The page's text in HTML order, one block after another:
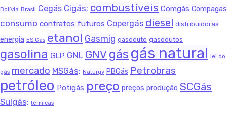
Bolívia Brasil Cegás Cigás; combustíveis Comgás Compagas
consumo contratos futuros Copergás diesel distribuidoras
energia ES Gás etanol Gasmig gasoduto gasodutos
gasolina GLP GNL GNV gás gás natural lei do
gás mercado MSGás; Naturgy PBGás Petrobras
petróleo Potigás preço preços produção SCGás
Sulgás; térmicas